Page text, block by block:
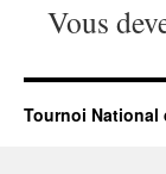
Vous
Tournoi National